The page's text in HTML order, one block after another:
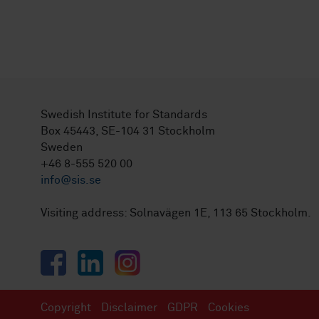
Swedish Institute for Standards
Box 45443, SE-104 31 Stockholm
Sweden
+46 8-555 520 00
info@sis.se
Visiting address: Solnavägen 1E, 113 65 Stockholm.
FacebookLinkedInInstagram
Copyright Disclaimer GDPR Cookies